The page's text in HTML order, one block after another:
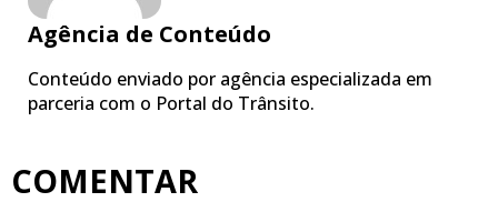
Agência de Conteúdo
Conteúdo enviado por agência especializada em
parceria com o Portal do Trânsito.
COMENTAR